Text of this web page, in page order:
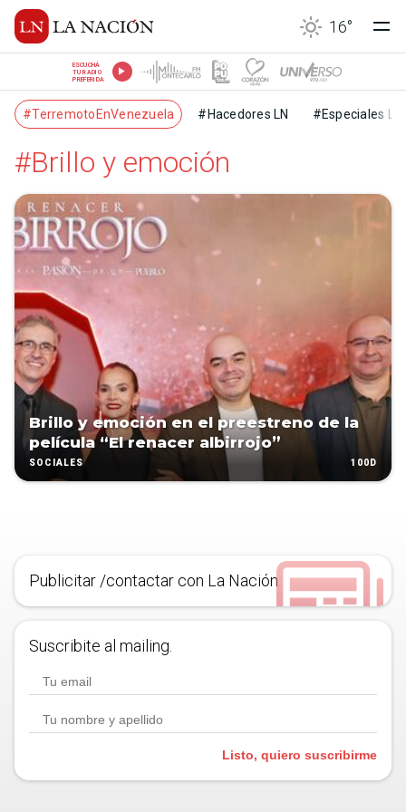
16°
ESCUCHÁ
TU RADIO
PREFERIDA
#TerremotoEnVenezuela #Hacedores LN #Especiales LN
#Brillo y emoción
Brillo y emoción en el preestreno de la
película “El renacer albirrojo”
SOCIALES 100D
Publicitar /contactar con La Nación
Suscribite al mailing.
Listo, quiero suscribirme